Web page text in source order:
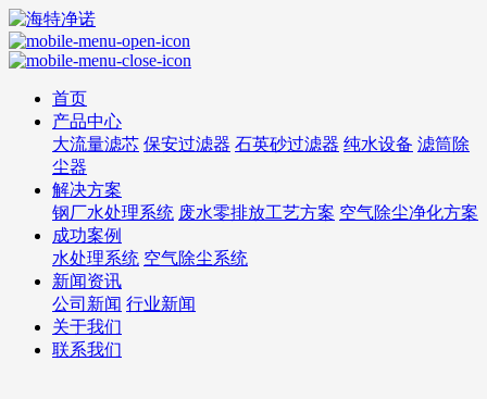
首页
产品中心
大流量滤芯 保安过滤器 石英砂过滤器 纯水设备 滤筒除
尘器
解决方案
钢厂水处理系统 废水零排放工艺方案 空气除尘净化方案
成功案例
水处理系统 空气除尘系统
新闻资讯
公司新闻 行业新闻
关于我们
联系我们